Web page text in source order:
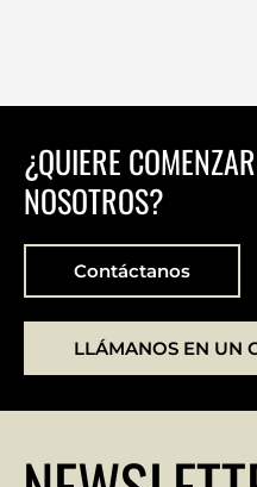
¿QUIERE
NOSOTROS?
Contáctanos
LLÁMANOS EN UN